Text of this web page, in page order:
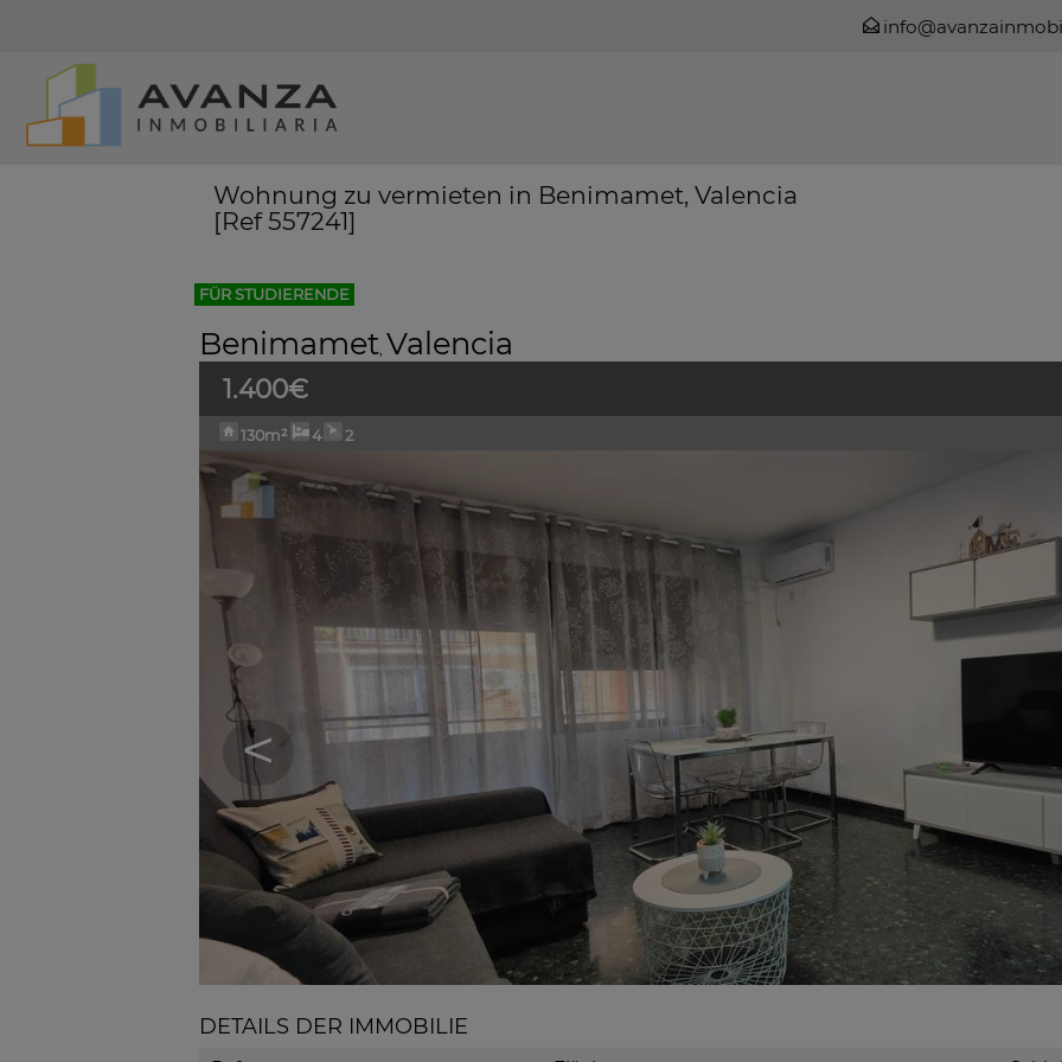
Wohnung zu vermieten in Benimamet, Valencia
[Ref 557241]
FÜR STUDIERENDE
Benimamet, Valencia
1.400€
130m² 4 2
<
DETAILS DER IMMOBILIE